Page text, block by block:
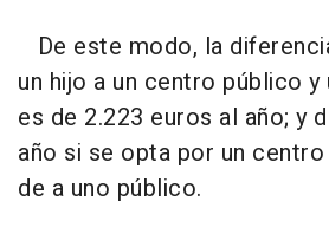
De este modo, la
un hijo a un centro público
es de 2.223 euros al año; y
año si se opta por un
de a uno público.